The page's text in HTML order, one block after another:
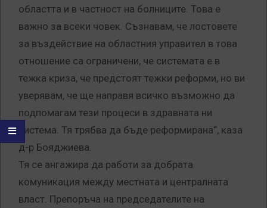
областта и в частност на болниците. Това е
важно за всеки човек. Съзнавам, че лостовете
за въздействие на областния управител в това
отношение са ограничени, че системата е в
тежка криза, че предстоят тежки реформи, но ви
уверявам, че ще направя всичко възможно да
подпомагам тези процеси в здравната ни
система. Тя трябва да бъде реформирана“, каза
д-р Бояджиева.
Тя се ангажира да работи за добрата
комуникация между местната и централната
власт. Препоръча на председателите на